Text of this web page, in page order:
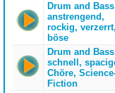
Drum and
anstrengend,
rockig, verzerrt,
böse
Drum and
schnell,
Chöre,
Fiction